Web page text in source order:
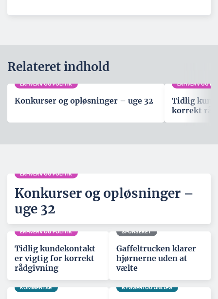
Relateret indhold
ERHVERV OG POLITIK
Konkurser og opløsninger – uge 32
ERHVERV OG
Tidlig
korrekt
ERHVERV OG POLITIK
Konkurser og opløsninger –
uge 32
ERHVERV OG POLITIK
Tidlig kundekontakt
er vigtig for korrekt
rådgivning
SPONSERET
Gaffeltrucken klarer
hjørnerne uden at
vælte
KOMMENTAR BYGGERI OG ANLÆG